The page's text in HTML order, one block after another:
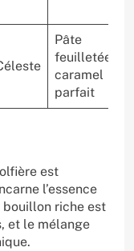
Pâte
feuilletée,
caramel
parfait
est
l’essence
bouillon riche est
et le mélange